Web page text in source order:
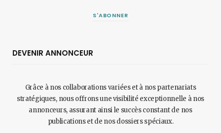
S'ABONNER
DEVENIR ANNONCEUR
Grâce à nos collaborations variées et à nos partenariats
stratégiques, nous offrons une visibilité exceptionnelle à nos
annonceurs, assurant ainsi le succès constant de nos
publications et de nos dossiers spéciaux.